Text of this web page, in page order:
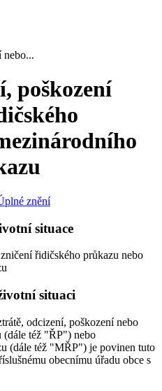
nebo...
poškození
znění
situace
řidičského průkazu nebo
situaci
odcizení, poškození nebo
(dále též "ŘP") nebo
(dále též "MŘP") je povinen tuto
obecnímu úřadu obce s